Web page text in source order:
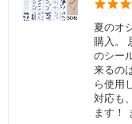
夏のオ
購入。
のシー
来るの
ら使用
対応も
ます！